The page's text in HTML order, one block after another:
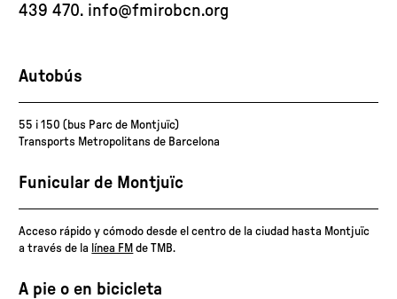
439 470. info@fmirobcn.org
Autobús
55 i 150 (bus Parc de Montjuïc)
Transports Metropolitans de Barcelona
Funicular de Montjuïc
Acceso rápido y cómodo desde el centro de la ciudad hasta Montjuïc
a través de la línea FM de TMB.
A pie o en bicicleta